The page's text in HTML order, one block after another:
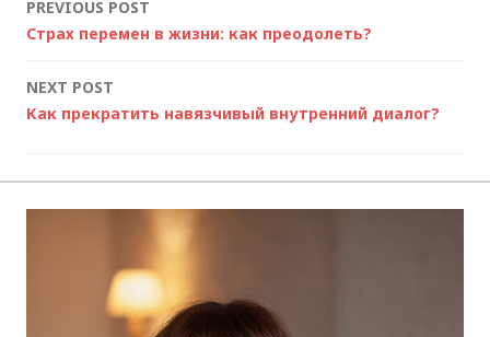
Post
PREVIOUS POST
Страх перемен в жизни: как преодолеть?
NEXT POST
Как прекратить навязчивый внутренний диалог?